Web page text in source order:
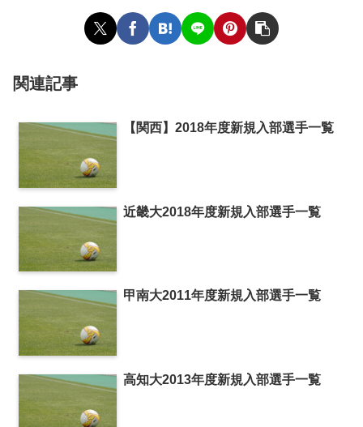
関連記事
【関西】2018年度新規入部選手一覧
近畿大2018年度新規入部選手一覧
甲南大2011年度新規入部選手一覧
高知大2013年度新規入部選手一覧